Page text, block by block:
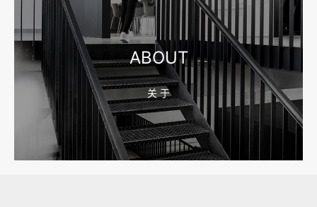
宁波网站建设公司怎么选？先看合同、后台和询盘路径
2026-08-04 17:59:05
嘉兴企业做AI搜索优化，先把官网服务页和FAQ对齐
ABOUT
关 于